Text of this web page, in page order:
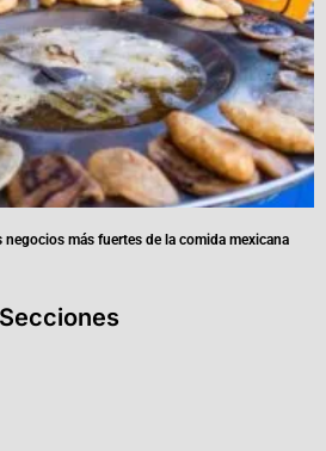
más fuertes de la comida mexicana
Secciones